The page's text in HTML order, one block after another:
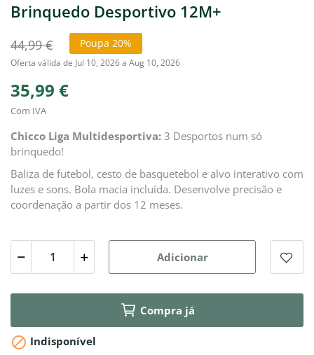
Brinquedo Desportivo 12M+
44,99 € Poupa 20%
Oferta válida de Jul 10, 2026 a Aug 10, 2026
35,99 €
Com IVA
Chicco Liga Multidesportiva: 3 Desportos num só
brinquedo!
Baliza de futebol, cesto de basquetebol e alvo interativo com
luzes e sons. Bola macia incluída. Desenvolve precisão e
coordenação a partir dos 12 meses.
Adicionar
Compra já
 Indisponível